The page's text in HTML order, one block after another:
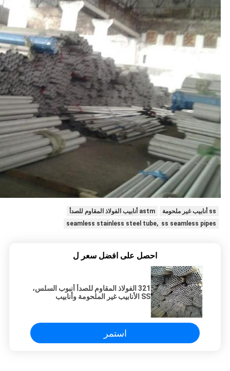
ss أنابيب غير ملحومة
astm أنابيب الفولاذ المقاوم للصدأ
seamless stainless steel tube, ss seamless pipes
احصل على افضل سعر ل
321 الفولاذ المقاوم للصدأ أنبوب السلس،
SS الأنابيب غير الملحومة وأنابيب
استمر